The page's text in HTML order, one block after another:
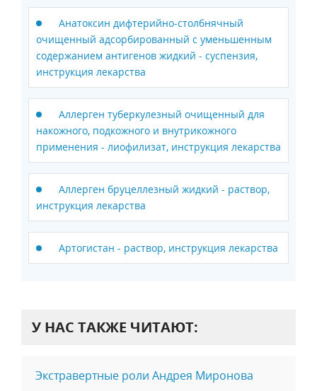
Анатоксин дифтерийно-столбнячный
очищенный адсорбированный c уменьшенным
содержанием антигенов жидкий - суспензия,
инструкция лекарства
Аллерген туберкулезный очищенный для
накожного, подкожного и внутрикожного
применения - лиофилизат, инструкция лекарства
Аллерген бруцеллезный жидкий - раствор,
инструкция лекарства
Артогистан - раствор, инструкция лекарства
У НАС ТАКЖЕ ЧИТАЮТ:
Экстравертные роли Андрея Миронова